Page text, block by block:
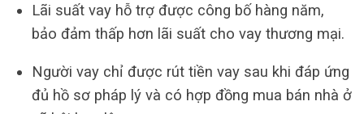
Lãi suất vay hỗ trợ được công bố hàng năm,
bảo đảm thấp hơn lãi suất cho vay thương mại.
Người vay chỉ được rút tiền vay sau khi đáp ứng
đủ hồ sơ pháp lý và có hợp đồng mua bán nhà ở